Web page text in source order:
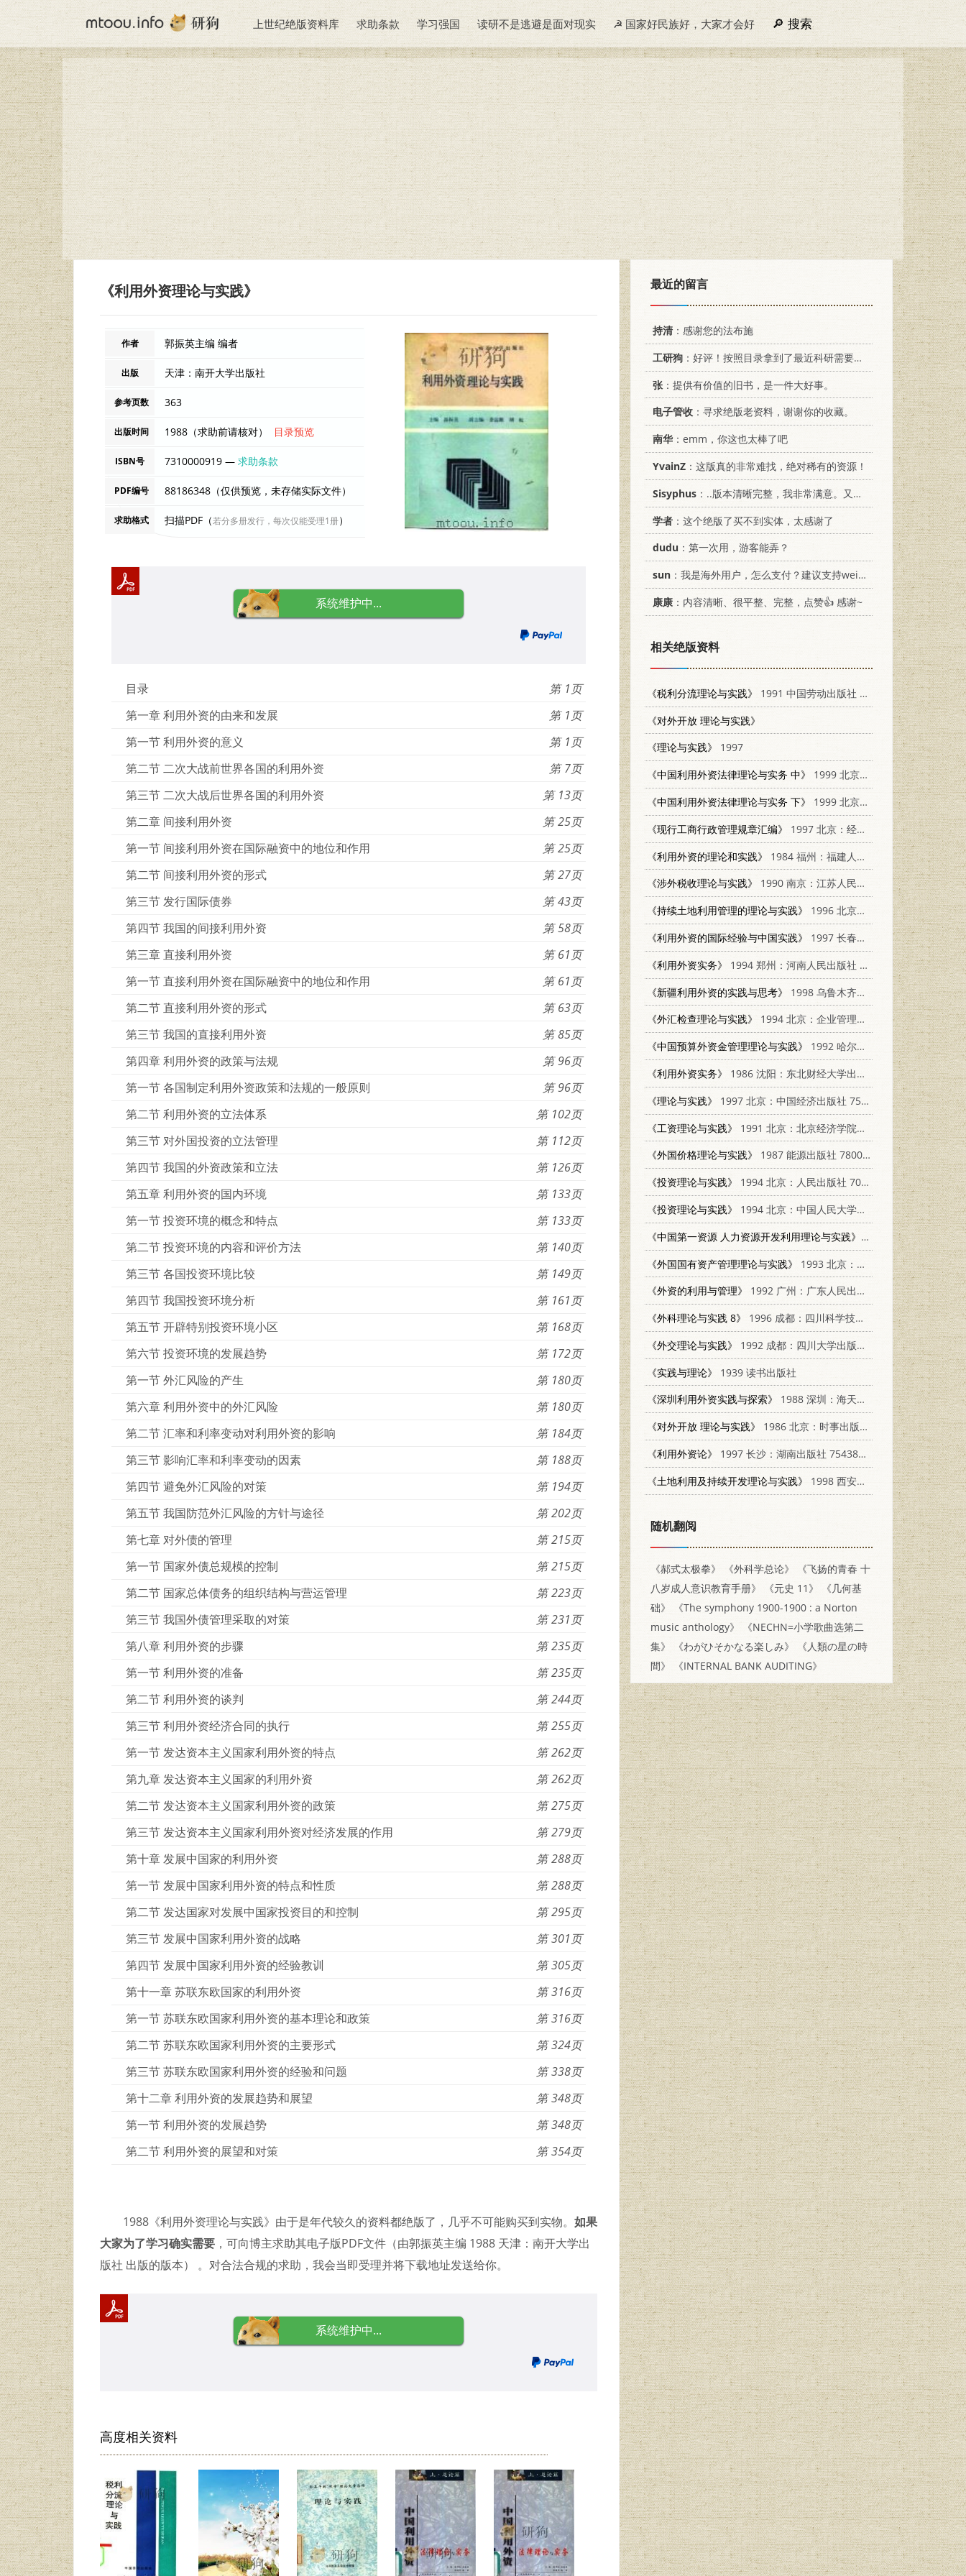
上世纪绝版资料库 求助条款 学习强国 读研不是逃避是面对现实 ☭ 国家好民族好，大家才会好 搜索
《利用外资理论与实践》
作者 郭振英主编 编者
出版 天津：南开大学出版社
参考页数 363
出版时间 1988（求助前请核对） 目录预览
ISBN号 7310000919 —求助条款
PDF编号 88186348（仅供预览，未存储实际文件）
求助格式 扫描PDF（若分多册发行，每次仅能受理1册）
系统维护中...
目录
1
第一章 利用外资的由来和发展
1
第一节 利用外资的意义
1
第二节 二次大战前世界各国的利用外资
7
第三节 二次大战后世界各国的利用外资
13
第二章 间接利用外资
25
第一节 间接利用外资在国际融资中的地位和作用
25
第二节 间接利用外资的形式
27
第三节 发行国际债券
43
第四节 我国的间接利用外资
58
第三章 直接利用外资
61
第一节 直接利用外资在国际融资中的地位和作用
61
第二节 直接利用外资的形式
63
第三节 我国的直接利用外资
85
第四章 利用外资的政策与法规
96
第一节 各国制定利用外资政策和法规的一般原则
96
第二节 利用外资的立法体系
102
第三节 对外国投资的立法管理
112
第四节 我国的外资政策和立法
126
第五章 利用外资的国内环境
133
第一节 投资环境的概念和特点
133
第二节 投资环境的内容和评价方法
140
第三节 各国投资环境比较
149
第四节 我国投资环境分析
161
第五节 开辟特别投资环境小区
168
第六节 投资环境的发展趋势
172
第一节 外汇风险的产生
180
第六章 利用外资中的外汇风险
180
第二节 汇率和利率变动对利用外资的影响
184
第三节 影响汇率和利率变动的因素
188
第四节 避免外汇风险的对策
194
第五节 我国防范外汇风险的方针与途径
202
第七章 对外债的管理
215
第一节 国家外债总规模的控制
215
第二节 国家总体债务的组织结构与营运管理
223
第三节 我国外债管理采取的对策
231
第八章 利用外资的步骤
235
第一节 利用外资的准备
235
第二节 利用外资的谈判
244
第三节 利用外资经济合同的执行
255
第一节 发达资本主义国家利用外资的特点
262
第九章 发达资本主义国家的利用外资
262
第二节 发达资本主义国家利用外资的政策
275
第三节 发达资本主义国家利用外资对经济发展的作用
279
第十章 发展中国家的利用外资
288
第一节 发展中国家利用外资的特点和性质
288
第二节 发达国家对发展中国家投资目的和控制
295
第三节 发展中国家利用外资的战略
301
第四节 发展中国家利用外资的经验教训
305
第十一章 苏联东欧国家的利用外资
316
第一节 苏联东欧国家利用外资的基本理论和政策
316
第二节 苏联东欧国家利用外资的主要形式
324
第三节 苏联东欧国家利用外资的经验和问题
338
第十二章 利用外资的发展趋势和展望
348
第一节 利用外资的发展趋势
348
第二节 利用外资的展望和对策
354
1988《利用外资理论与实践》由于是年代较久的资料都绝版了，几乎不可能购买到实物。 如果
大家为了学习确实需要 ，可向博主求助其电子版PDF文件（由郭振英主编 1988 天津：南开大学出
版社 出版的版本） 。对合法合规的求助，我会当即受理并将下载地址发送给你。
系统维护中...
高度相关资料
最近的留言
持清：感谢您的法布施
工研狗 ：好评！按照目录拿到了最近科研需要的材料！
张 ：提供有价值的旧书，是一件大好事。
电子管收 ：寻求绝版老资料，谢谢你的收藏。
南华：emm，你这也太棒了吧
YvainZ ：这版真的非常难找，绝对稀有的资源！
Sisyphus ：..版本清晰完整，我非常满意。又及，这本《话语的真相》...
学者 ：这个绝版了买不到实体，太感谢了
dudu ：第一次用，游客能弄？
sun ：我是海外用户，怎么支付？建议支持weixin支付
康康 ：内容清晰、很平整、完整，点赞👍 感谢~
相关绝版资料
《税利分流理论与实践》
1991 中国劳动出版社 7504508551
《对外开放 理论与实践》
《理论与实践》
1997
《中国利用外资法律理论与实务 中》
1999 北京：人民法院出版社 780056696X
《中国利用外资法律理论与实务 下》
1999 北京：人民法院出版社 780056696X
《现行工商行政管理规章汇编》
1997 北京：经济管理出版社 7801183711
《利用外资的理论和实践》
1984 福州：福建人民出版社 4173·46
《涉外税收理论与实践》
1990 南京：江苏人民出版社 7214006391
《持续土地利用管理的理论与实践》
1996 北京：北京大学出版社 7301031424
《利用外资的国际经验与中国实践》
1997 长春：吉林人民出版社 7206027962
《利用外资实务》
1994 郑州：河南人民出版社 7215031004
《新疆利用外资的实践与思考》
1998 乌鲁木齐：新疆人民出版社 7228044711
《外汇检查理论与实践》
1994 北京：企业管理出版社 7800014789
《中国预算外资金管理理论与实践》
1992 哈尔滨：黑龙江人民出版社 7207023960
《利用外资实务》
1986 沈阳：东北财经大学出版社 4428·91
《理论与实践》
1997 北京：中国经济出版社 7501740321
《工资理论与实践》
1991 北京：北京经济学院出版社 7563801995
《外国价格理论与实践》
1987 能源出版社 7800180484
《投资理论与实践》
1994 北京：人民出版社 7010020531
《投资理论与实践》
1994 北京：中国人民大学出版社 7300018378
《中国第一资源 人力资源开发利用理论与实践》
1991 北京：机械工业
《外国国有资产管理理论与实践》
1993 北京：中国环境科学出版社 7800933970
《外资的利用与管理》
1992 广州：广东人民出版社 7218008437
《外科理论与实践 8》
1996 成都：四川科学技术出版社 9787536433403
《外交理论与实践》
1992 成都：四川大学出版社 7561405243
《实践与理论》
1939 读书出版社
《深圳利用外资实践与探索》
1988 深圳：海天出版社 7805420718
《对外开放 理论与实践》
1986 北京：时事出版社 4225·034
《利用外资论》
1997 长沙：湖南出版社 754381482X
《土地利用及持续开发理论与实践》
1998 西安：西安地图出版社 7805456135
随机翻阅
《郝式太极拳》 《外科学总论》
《飞扬的青春 十
八岁成人意识教育手册》
《元史 11》
《几何基
础》
《The symphony 1900-1900 : a Norton
music anthology》
《NECHN=小学歌曲选第二
集》
《わがひそかなる楽しみ》
《人類の星の時
間》
《INTERNAL BANK AUDITING》